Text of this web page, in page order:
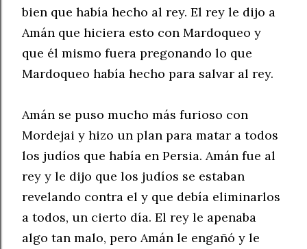
bien que había hecho al rey. El rey le dijo a
Amán que hiciera esto con Mardoqueo y
que él mismo fuera pregonando lo que
Mardoqueo había hecho para salvar al rey.
Amán se puso mucho más furioso con
Mordejai y hizo un plan para matar a todos
los judíos que había en Persia. Amán fue al
rey y le dijo que los judíos se estaban
revelando contra el y que debía eliminarlos
a todos, un cierto día. El rey le apenaba
algo tan malo, pero Amán le engañó y le